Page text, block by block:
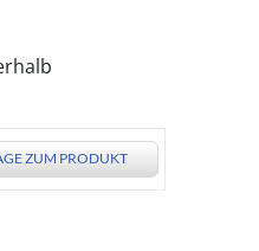
ZUM PRODUKT